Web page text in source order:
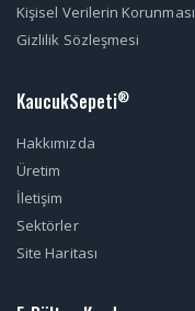
Kişisel Verilerin Korunması
Gizlilik Sözleşmesi
KaucukSepeti®
Hakkımızda
Üretim
İletişim
Sektörler
Site Haritası